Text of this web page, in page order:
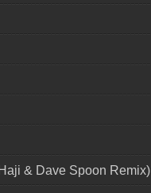
& Dave Spoon Remix)